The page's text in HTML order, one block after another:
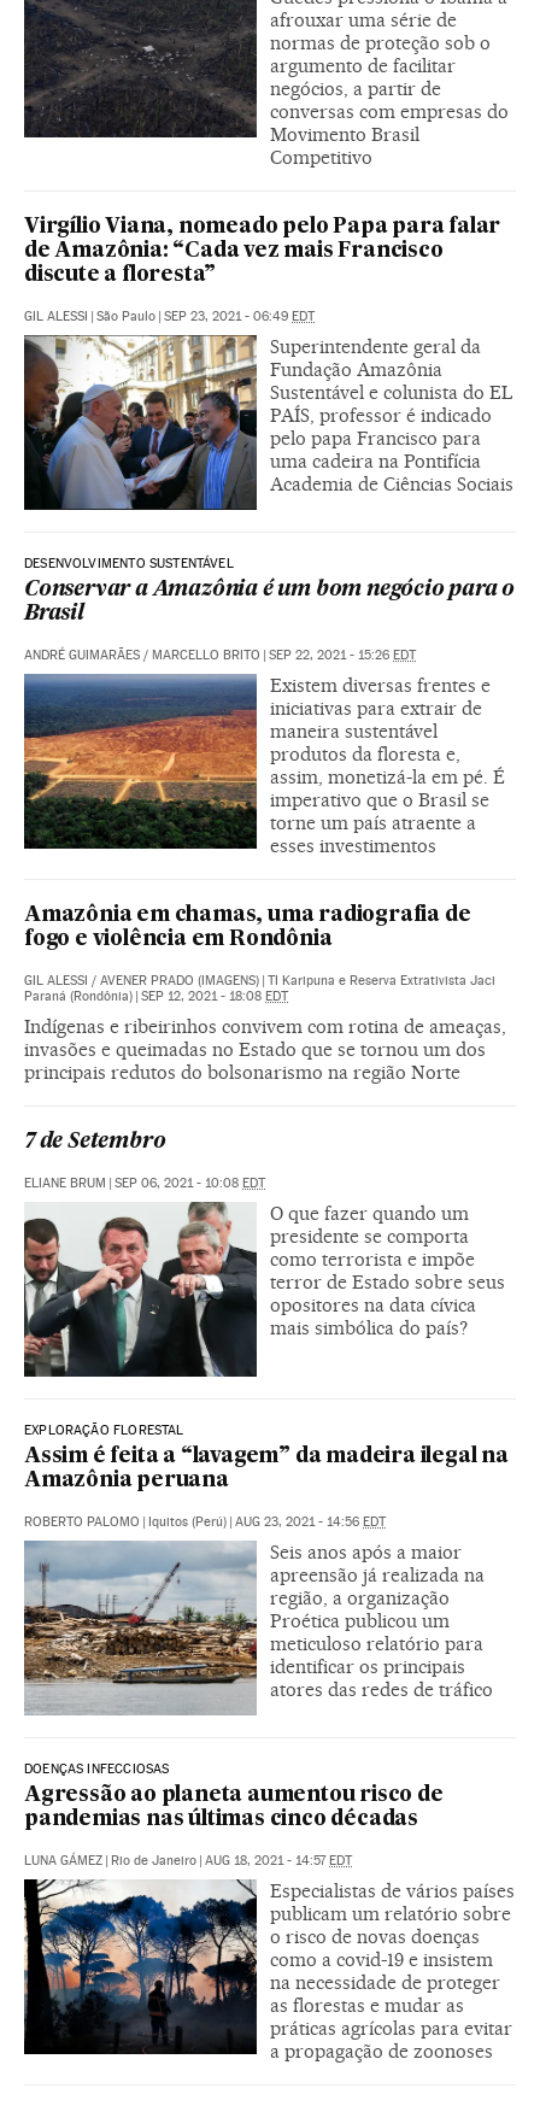
afrouxar uma série de
normas de proteção sob o
argumento de facilitar
negócios, a partir de
conversas com empresas do
Movimento Brasil
Competitivo
Virgílio Viana, nomeado pelo Papa para falar
de Amazônia: “Cada vez mais Francisco
discute a floresta”
GIL ALESSI | São Paulo | SEP 23, 2021 - 06:49 EDT
Superintendente geral da
Fundação Amazônia
Sustentável e colunista do EL
PAÍS, professor é indicado
pelo papa Francisco para
uma cadeira na Pontifícia
Academia de Ciências Sociais
DESENVOLVIMENTO SUSTENTÁVEL
Conservar a Amazônia é um bom negócio para o
Brasil
ANDRÉ GUIMARÃES / MARCELLO BRITO | SEP 22, 2021 - 15:26 EDT
Existem diversas frentes e
iniciativas para extrair de
maneira sustentável
produtos da floresta e,
assim, monetizá-la em pé. É
imperativo que o Brasil se
torne um país atraente a
esses investimentos
Amazônia em chamas, uma radiografia de
fogo e violência em Rondônia
GIL ALESSI / AVENER PRADO (IMAGENS) | TI Karipuna e Reserva Extrativista Jaci
Paraná (Rondônia) | SEP 12, 2021 - 18:08 EDT
Indígenas e ribeirinhos convivem com rotina de ameaças,
invasões e queimadas no Estado que se tornou um dos
principais redutos do bolsonarismo na região Norte
7 de Setembro
ELIANE BRUM | SEP 06, 2021 - 10:08 EDT
O que fazer quando um
presidente se comporta
como terrorista e impõe
terror de Estado sobre seus
opositores na data cívica
mais simbólica do país?
EXPLORAÇÃO FLORESTAL
Assim é feita a “lavagem” da madeira ilegal na
Amazônia peruana
ROBERTO PALOMO | Iquitos (Perú) | AUG 23, 2021 - 14:56 EDT
Seis anos após a maior
apreensão já realizada na
região, a organização
Proética publicou um
meticuloso relatório para
identificar os principais
atores das redes de tráfico
DOENÇAS INFECCIOSAS
Agressão ao planeta aumentou risco de
pandemias nas últimas cinco décadas
| Rio de Janeiro | AUG 18, 2021 - 14:57EDT
Especialistas de vários países
publicam um relatório sobre
o risco de novas doenças
como a covid-19 e insistem
na necessidade de proteger
as florestas e mudar as
práticas agrícolas para evitar
a propagação de zoonoses